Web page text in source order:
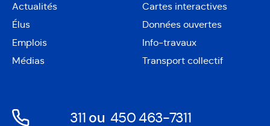
Actualités
Élus
Emplois
Médias
Cartes interactives
Ouvre
dans
une
nouvelle
Données ouvertes
Ouvre
dans
une
Info-travaux
Transport collectif
311ou 450 463-7311